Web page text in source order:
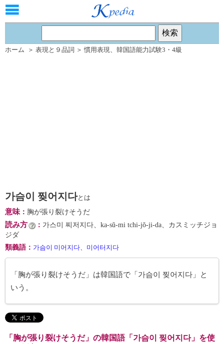
ホーム ＞ 表現と９品詞 ＞ 慣用表現、 韓国語能力試験3・4級
가슴이 찢어지다とは
意味： 胸が張り裂けそうだ
読み方 ： 가스미 찌저지다、ka-sŭ-mi tchi-jŏ-ji-da、カスミッチジョ
ジダ
類義語 ： 가슴이 미어지다、 미어터지다
「胸が張り裂けそうだ」は韓国語で「가슴이 찢어지다」と
いう。
「胸が張り裂けそうだ」の韓国語「가슴이 찢어지다」を使